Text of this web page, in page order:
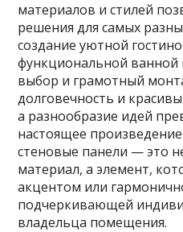
материалов и стилей
решения для самых
создание уютной
функциональной
выбор и грамотный
долговечность и
а разнообразие идей
настоящее
стеновые панели — это
материал, а элемент,
акцентом или
подчеркивающей
владельца помещения.